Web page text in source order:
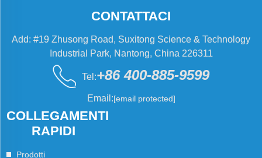
COLLEGAMENTI
RAPIDI
Prodotti
CONTATTACI
Add: #19 Zhusong Road, Suxitong Science & Technology
Industrial Park, Nantong, China 226311
Tel:+86 400-885-9599
Email:[email protected]